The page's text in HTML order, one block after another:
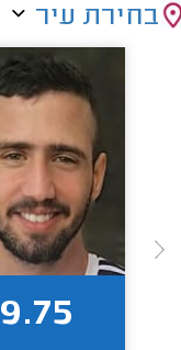
בחירת עיר
9.75